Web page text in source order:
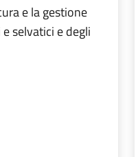
e la gestione
selvatici e degli